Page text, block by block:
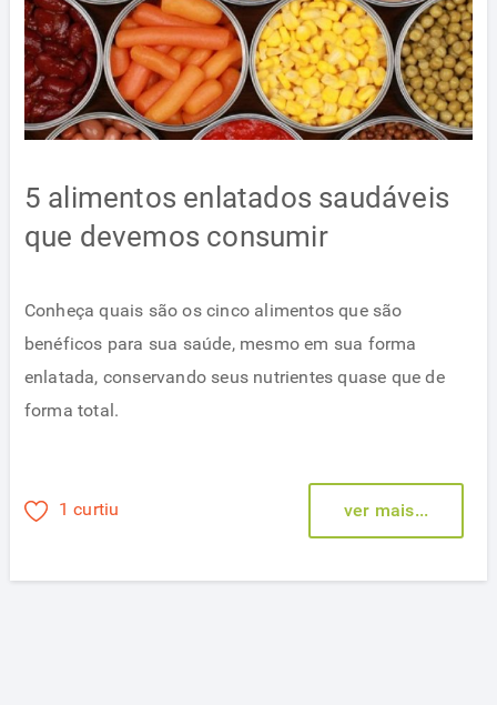
5 alimentos enlatados saudáveis
que devemos consumir
Conheça quais são os cinco alimentos que são
benéficos para sua saúde, mesmo em sua forma
enlatada, conservando seus nutrientes quase que de
forma total.
1 curtiu ver mais...